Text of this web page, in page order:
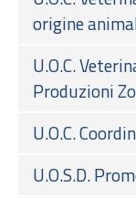
origine
U.O.C.
Produzioni
U.O.C.
U.O.S.D.